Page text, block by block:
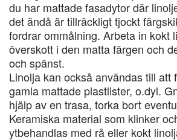
du har mattade fasadytor där
det ändå är tillräckligt tjockt
fordrar ommålning. Arbeta in kokt
överskott i den matta färgen och
och spänst.
Linolja kan också användas till att
gamla mattade plastlister, o.dyl.
hjälp av en trasa, torka bort
Keramiska material som klinker
ytbehandlas med rå eller kokt